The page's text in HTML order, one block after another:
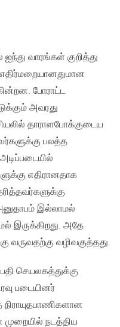
ஐந்து வாரங்கள் குறித்து
போராட்ட
அவரது
தாராளபோக்குடைய
பலத்த
எதிரானதாக
இல்லாமல்
இருக்கிறது. அதே
வருவதற்கு வழிவகுத்தது.
செயலகத்துக்கு
படையினர்
நிராயுதபாணிகளான
நடத்திய